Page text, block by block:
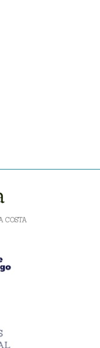
COSTA